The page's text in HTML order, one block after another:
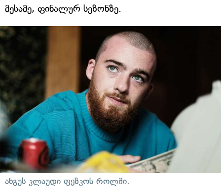
მესამე, ფინალურ სეზონზე.
ანგუს კლაუდი ფეზკოს როლში.